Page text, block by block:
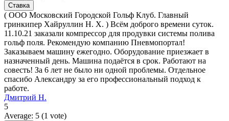
( ООО Московский Городской Гольф Клуб. Главный
гринкипер Хайруллин Н. Х. ) Всём доброго времени суток.
11.10.21 заказали компрессор для продувки системы полива
гольф поля. Рекомендую компанию Пневмопортал!
Заказываем машину ежегодно. Оборудование приезжает в
назначенный день. Машина подаётся в срок. Работают на
совесть! За 6 лет не было ни одной проблемы. Отдельное
спасибо Александру за его профессиональный подход к
работе.
Дмитрий Н.
5
Average: 5 (1 vote)